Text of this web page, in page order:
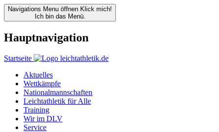
Navigations Menu öffnen Klick mich!
Ich bin das Menü.
Hauptnavigation
Startseite
Aktuelles
Wettkämpfe
Nationalmannschaften
Leichtathletik für Alle
Training
Wir im DLV
Service